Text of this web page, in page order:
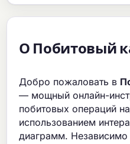
О Побитовый
Добро пожаловать в
— мощный онлайн-
побитовых операций
использованием
диаграмм. Независимо